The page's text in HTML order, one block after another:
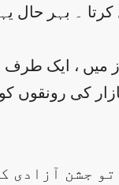
میں ، ایک
کی
جشن آزادی